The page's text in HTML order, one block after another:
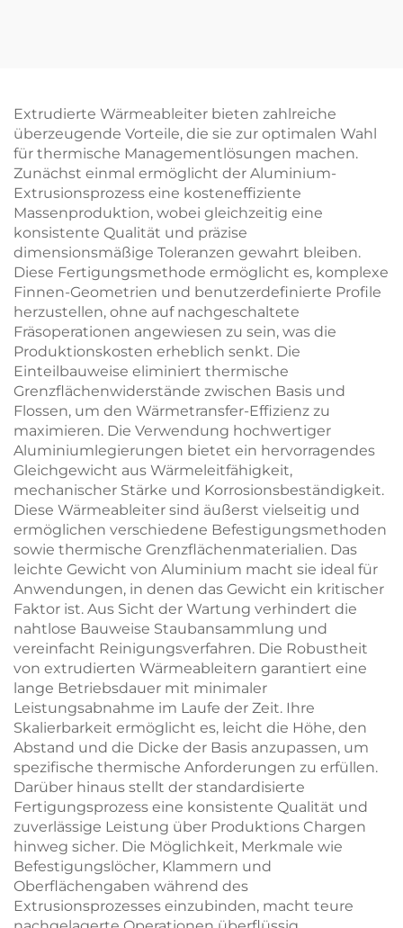
Extrudierte Wärmeableiter bieten zahlreiche
überzeugende Vorteile, die sie zur optimalen Wahl
für thermische Managementlösungen machen.
Zunächst einmal ermöglicht der Aluminium-
Extrusionsprozess eine kosteneffiziente
Massenproduktion, wobei gleichzeitig eine
konsistente Qualität und präzise
dimensionsmäßige Toleranzen gewahrt bleiben.
Diese Fertigungsmethode ermöglicht es, komplexe
Finnen-Geometrien und benutzerdefinierte Profile
herzustellen, ohne auf nachgeschaltete
Fräsoperationen angewiesen zu sein, was die
Produktionskosten erheblich senkt. Die
Einteilbauweise eliminiert thermische
Grenzflächenwiderstände zwischen Basis und
Flossen, um den Wärmetransfer-Effizienz zu
maximieren. Die Verwendung hochwertiger
Aluminiumlegierungen bietet ein hervorragendes
Gleichgewicht aus Wärmeleitfähigkeit,
mechanischer Stärke und Korrosionsbeständigkeit.
Diese Wärmeableiter sind äußerst vielseitig und
ermöglichen verschiedene Befestigungsmethoden
sowie thermische Grenzflächenmaterialien. Das
leichte Gewicht von Aluminium macht sie ideal für
Anwendungen, in denen das Gewicht ein kritischer
Faktor ist. Aus Sicht der Wartung verhindert die
nahtlose Bauweise Staubansammlung und
vereinfacht Reinigungsverfahren. Die Robustheit
von extrudierten Wärmeableitern garantiert eine
lange Betriebsdauer mit minimaler
Leistungsabnahme im Laufe der Zeit. Ihre
Skalierbarkeit ermöglicht es, leicht die Höhe, den
Abstand und die Dicke der Basis anzupassen, um
spezifische thermische Anforderungen zu erfüllen.
Darüber hinaus stellt der standardisierte
Fertigungsprozess eine konsistente Qualität und
zuverlässige Leistung über Produktions Chargen
hinweg sicher. Die Möglichkeit, Merkmale wie
Befestigungslöcher, Klammern und
Oberflächengaben während des
Extrusionsprozesses einzubinden, macht teure